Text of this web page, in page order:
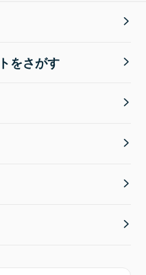
をさがす